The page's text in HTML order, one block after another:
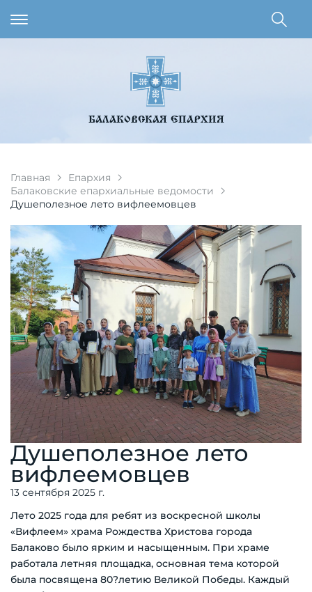
БАЛАКОВСКАЯ ЕПАРХИЯ
Главная
Епархия
Балаковские епархиальные ведомости
Душеполезное лето вифлеемовцев
Душеполезное лето
вифлеемовцев
13 сентября 2025 г.
Лето 2025 года для ребят из воскресной школы
«Вифлеем» храма Рождества Хрис­това города
Балаково было ярким и насыщенным. При храме
работала летняя площадка, основная тема которой
была посвящена 80?летию Великой Победы. Каждый